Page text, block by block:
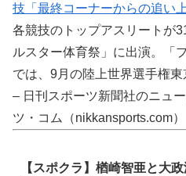
技「最終コーナーからの追い
各競技のトップアスリートが
ルスター体育祭」に出演。「
では、9月の陸上世界選手権
– 日刊スポーツ新聞社のニュ
ツ・コム（nikkansports.com）
【スポクラ】楢崎智亜と大